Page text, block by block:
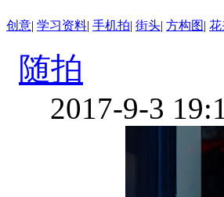
创意| 学习资料| 手机拍| 街头| 方构图| 花
随拍
2017-9-3